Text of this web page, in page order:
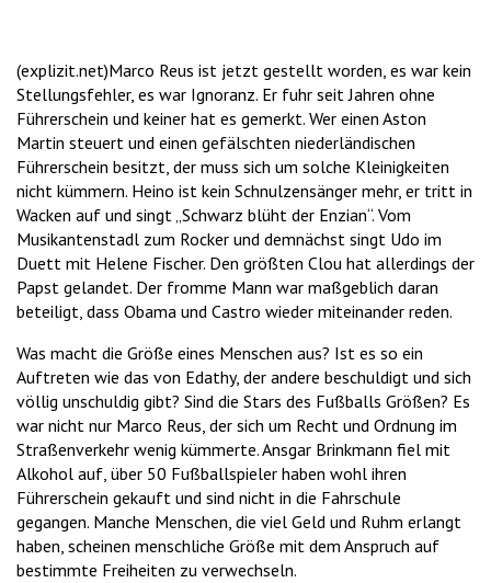
(explizit.net)Marco Reus ist jetzt gestellt worden, es war kein
Stellungsfehler, es war Ignoranz. Er fuhr seit Jahren ohne
Führerschein und keiner hat es gemerkt. Wer einen Aston
Martin steuert und einen gefälschten niederländischen
Führerschein besitzt, der muss sich um solche Kleinigkeiten
nicht kümmern. Heino ist kein Schnulzensänger mehr, er tritt in
Wacken auf und singt „Schwarz blüht der Enzian“. Vom
Musikantenstadl zum Rocker und demnächst singt Udo im
Duett mit Helene Fischer. Den größten Clou hat allerdings der
Papst gelandet. Der fromme Mann war maßgeblich daran
beteiligt, dass Obama und Castro wieder miteinander reden.
Was macht die Größe eines Menschen aus? Ist es so ein
Auftreten wie das von Edathy, der andere beschuldigt und sich
völlig unschuldig gibt? Sind die Stars des Fußballs Größen? Es
war nicht nur Marco Reus, der sich um Recht und Ordnung im
Straßenverkehr wenig kümmerte. Ansgar Brinkmann fiel mit
Alkohol auf, über 50 Fußballspieler haben wohl ihren
Führerschein gekauft und sind nicht in die Fahrschule
gegangen. Manche Menschen, die viel Geld und Ruhm erlangt
haben, scheinen menschliche Größe mit dem Anspruch auf
bestimmte Freiheiten zu verwechseln.